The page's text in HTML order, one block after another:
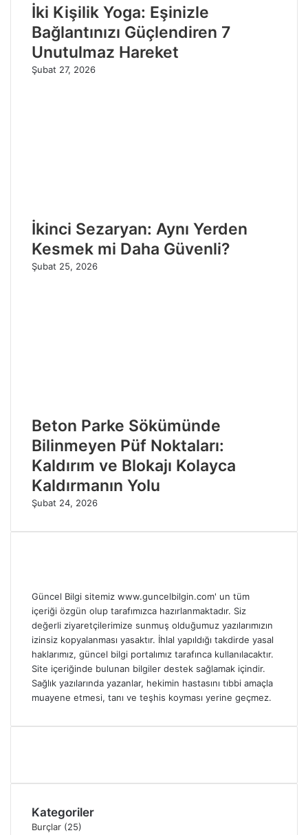
İki Kişilik Yoga: Eşinizle
Bağlantınızı Güçlendiren 7
Unutulmaz Hareket
Şubat 27, 2026
İkinci Sezaryan: Aynı Yerden
Kesmek mi Daha Güvenli?
Şubat 25, 2026
Beton Parke Sökümünde
Bilinmeyen Püf Noktaları:
Kaldırım ve Blokajı Kolayca
Kaldırmanın Yolu
Şubat 24, 2026
Güncel Bilgi sitemiz www.guncelbilgin.com' un tüm
içeriği özgün olup tarafımızca hazırlanmaktadır. Siz
değerli ziyaretçilerimize sunmuş olduğumuz yazılarımızın
izinsiz kopyalanması yasaktır. İhlal yapıldığı takdirde yasal
haklarımız, güncel bilgi portalımız tarafınca kullanılacaktır.
Site içeriğinde bulunan bilgiler destek sağlamak içindir.
Sağlık yazılarında yazanlar, hekimin hastasını tıbbi amaçla
muayene etmesi, tanı ve teşhis koyması yerine geçmez.
Kategoriler
Burçlar (25)